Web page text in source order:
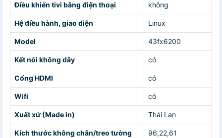
Điều khiển tivi bằng điện thoại không
Hệ điều hành, giao diện Linux
Model 43fx6200
Kết nối không dây có
Cổng HDMI có
Wifi có
Xuất xứ (Made in) Thái Lan
Kích thước không chân/treo tường 96,22,61